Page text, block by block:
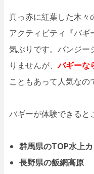
真っ赤に紅葉した木々
アクティビティ『バギ
気ぶりです。バンジー
りませんが、バギーな
こともあって人気なの
バギーが体験できると
群馬県のTOP水上
長野県の飯網高原